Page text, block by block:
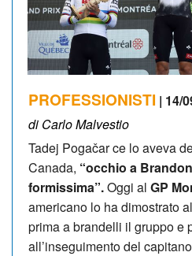
PROFESSIONISTI | 14/
di Carlo Malvestio
Tadej Pogačar ce lo aveva
Canada, “occhio a
formissima”.Oggi al GP
americano lo ha dimostrato
prima a brandelli il gruppo e
all’inseguimento del